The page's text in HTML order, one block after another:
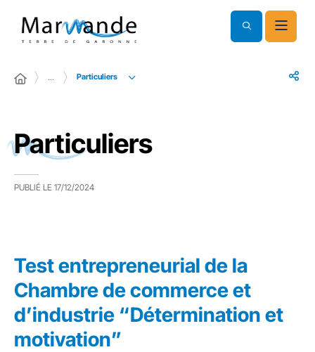
… Particuliers
Particuliers
PUBLIÉ LE 17/12/2024
Test entrepreneurial de la
Chambre de commerce et
d’industrie “Détermination et
motivation”